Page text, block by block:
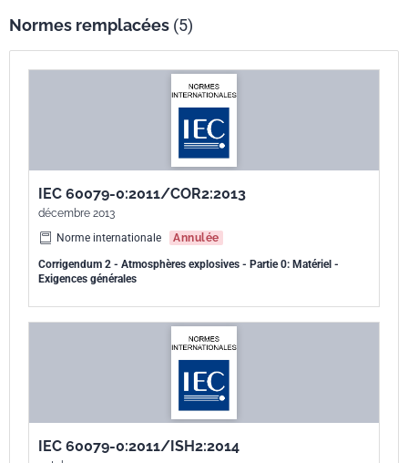
complètent spécifient des exigences d’essai supplémentaires pour
complémentaires pouvant toutefois être exigés pour les appareils Ex
fonctionnant hors de la plage normale de pressions atmosphériques
et de la teneur normale en oxygène. De tels essais complémentaires
peuvent se révéler pertinents, notamment pour les modes de
protection qui dépendent de l’extinction d’une flamme, tels qu’une
«enveloppe antidéflagrante «d»» (IEC 60079-1), ou de la limitation de
l’énergie, tels que la «sécurité intrinsèque «i»» (IEC 60079-11).
Reportez-vous à l'avant-propos du document pour une liste complète
des modifications techniques entre l'édition 7.0 et édition précédente
du document.
dans des atmosphères explosives.
Le contenu de la feuille d'interprétation 1 d'avril 2019, la feuille
d'interprétation 2 de juin 2019 et le corrigendum 1 de janvier 2020 a été
pris en considération dans cet exemplaire.
Normes remplacées (5)
IEC 60079-0:2011/COR2:2013
décembre 2013
Norme internationale
Annulée
Corrigendum 2 - Atmosphères explosives - Partie 0: Matériel -
Exigences générales
IEC 60079-0:2011/ISH2:2014